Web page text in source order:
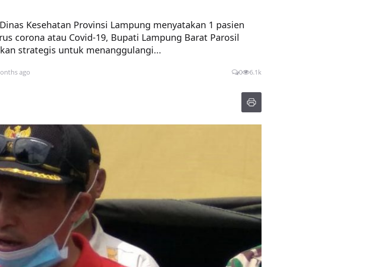
Kesehatan Provinsi Lampung menyatakan 1 pasien
corona atau Covid-19, Bupati Lampung Barat Parosil
strategis untuk menanggulangi...
ago 0 6.1k